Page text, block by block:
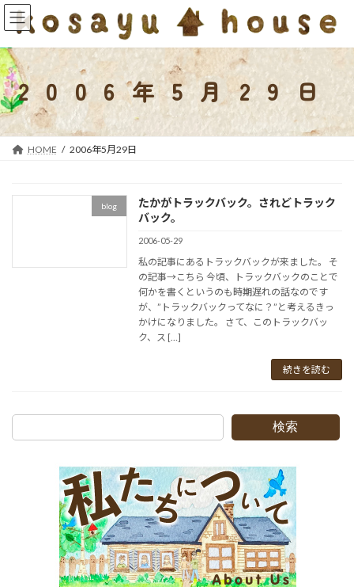
コ
ン
ン
ツ
へ
ス
キ
ッ
ナ
ビ
ー
シ
ョ
ン
に
移
2006年5月29日
HOME 2006年5月29日
blog
たかがトラックバック。されどトラック
バック。
2006-05-29
私の記事にあるトラックバックが来ました。 そ
の記事→こちら 今頃、トラックバックのことで
何かを書くというのも時期遅れの話なのです
が、”トラックバックってなに？”と考えるきっ
かけになりました。 さて、このトラックバッ
ク、ス […]
続きを読む
検索